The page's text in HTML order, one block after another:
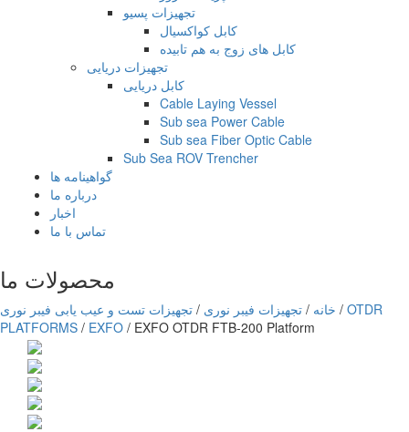
تجهیزات پسیو
کابل کواکسیال
کابل های زوج به هم تابیده
تجهیزات دریایی
کابل دریایی
Cable Laying Vessel
Sub sea Power Cable
Sub sea Fiber Optic Cable
Sub Sea ROV Trencher
گواهینامه ها
درباره ما
اخبار
تماس با ما
محصولات ما
خانه / تجهیزات فیبر نوری / تجهیزات تست و عیب یابی فیبر نوری / OTDR
PLATFORMS / EXFO / EXFO OTDR FTB-200 Platform